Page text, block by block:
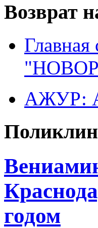
Возврат
Главная
АЖУР:
годом